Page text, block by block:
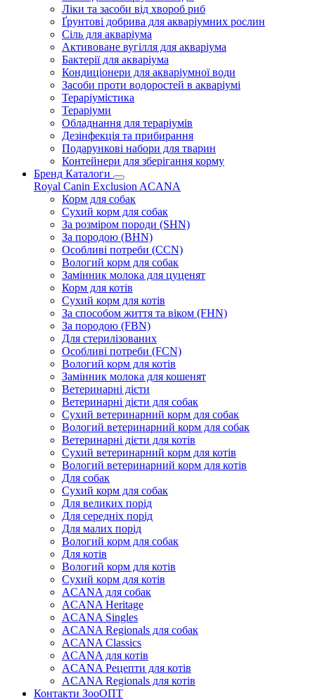
Ліки та засоби від хвороб риб
Ґрунтові добрива для акваріумних рослин
Сіль для акваріума
Активоване вугілля для акваріума
Бактерії для акваріума
Кондиціонери для акваріумної води
Засоби проти водоростей в акваріумі
Тераріумістика
Тераріуми
Обладнання для тераріумів
Дезінфекція та прибирання
Подарункові набори для тварин
Контейнери для зберігання корму
Бренд Каталоги
Royal Canin Exclusion ACANA
Корм для собак
Сухий корм для собак
За розміром породи (SHN)
За породою (BHN)
Особливі потреби (CCN)
Вологий корм для собак
Замінник молока для цуценят
Корм для котів
Сухий корм для котів
За способом життя та віком (FHN)
За породою (FBN)
Для стерилізованих
Особливі потреби (FCN)
Вологий корм для котів
Замінник молока для кошенят
Ветеринарні дієти
Ветеринарні дієти для собак
Сухий ветеринарний корм для собак
Вологий ветеринарний корм для собак
Ветеринарні дієти для котів
Сухий ветеринарний корм для котів
Вологий ветеринарний корм для котів
Для собак
Сухий корм для собак
Для великих порід
Для середніх порід
Для малих порід
Вологий корм для собак
Для котів
Вологий корм для котів
Сухий корм для котів
ACANA для собак
ACANA Heritage
ACANA Singles
ACANA Regionals для собак
ACANA Classics
ACANA для котів
ACANA Рецепти для котів
ACANA Regionals для котів
Контакти ЗооОПТ